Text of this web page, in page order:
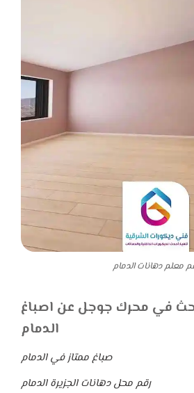
معلم دهانات الدمام
في محرك جوجل عن اصباغ
الدمام
صباغ ممتاز في الدمام
رقم محل دهانات الجزيرة الدمام